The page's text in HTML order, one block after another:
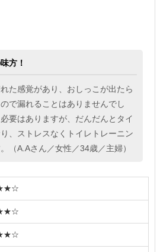
方！
た感覚があり、おしっこが出たら
で漏れることはありませんでし
要はありますが、だんだんとタイ
、ストレスなくトイレトレーニン
（A.Aさん／女性／34歳／主婦）